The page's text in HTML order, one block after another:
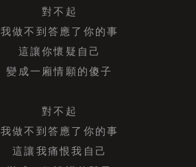
對不起
我做不到答應了你的事
這讓你懷疑自己
變成一廂情願的傻子
對不起
我做不到答應了你的事
這讓我痛恨我自己